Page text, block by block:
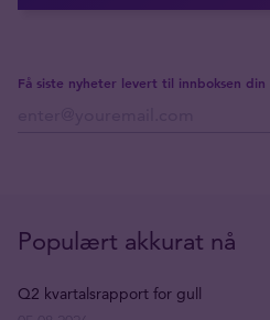
Få siste nyheter levert til innboksen din
Populært akkurat nå
Q2 kvartalsrapport for gull